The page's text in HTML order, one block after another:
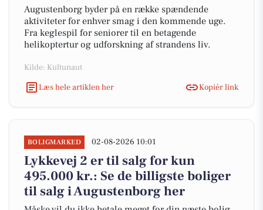
Augustenborg byder på en række spændende
aktiviteter for enhver smag i den kommende uge.
Fra keglespil for seniorer til en betagende
helikoptertur og udforskning af strandens liv.
Kilde: Kultunaut
Læs hele artiklen her
Kopiér link
BOLIGMARKED 02-08-2026 10:01
Lykkevej 2 er til salg for kun
495.000 kr.: Se de billigste boliger
til salg i Augustenborg her